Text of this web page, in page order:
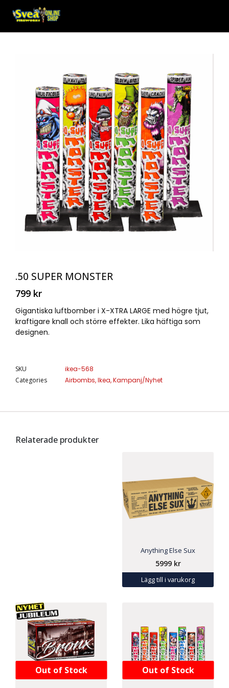
.50 SUPER MONSTER
799 kr
Gigantiska luftbomber i X-XTRA LARGE med högre tjut,
kraftigare knall och större effekter. Lika häftiga som
designen.
SKU
ikea-568
Categories
Airbombs,Ikea,Kampanj/Nyhet
Relaterade produkter
Anything Else Sux
5999 kr
Lägg till i varukorg
Out of Stock Out of Stock